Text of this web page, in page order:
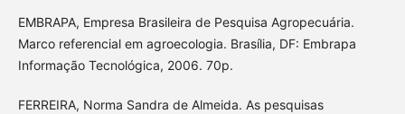
EMBRAPA, Empresa Brasileira de Pesquisa Agropecuária.
Marco referencial em agroecologia. Brasília, DF: Embrapa
Informação Tecnológica, 2006. 70p.
FERREIRA, Norma Sandra de Almeida. As pesquisas